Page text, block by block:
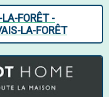
FORÊT -
LA-FORÊT